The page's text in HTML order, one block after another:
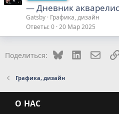
― Дневник
Gatsby Графика, дизайн
Ответы 0 20 Мар 2025
Поделиться: Bluesky LinkedIn
Графика, дизайн
О НАС